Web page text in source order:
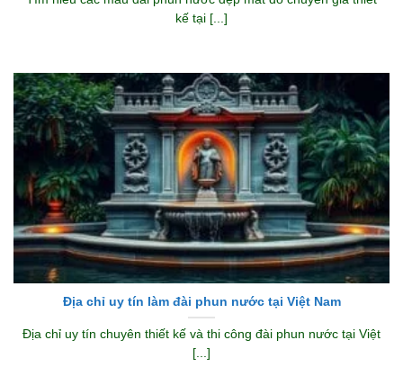
kế tại [...]
Địa chỉ uy tín làm đài phun nước tại Việt Nam
Địa chỉ uy tín chuyên thiết kế và thi công đài phun nước tại Việt
[...]